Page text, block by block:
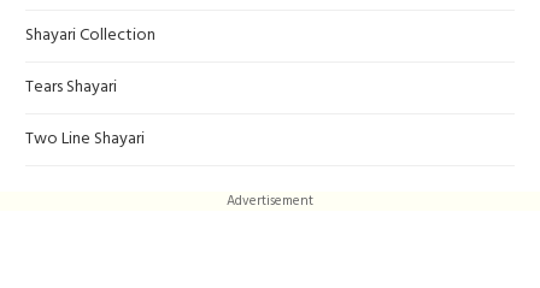
Shayari Collection
Tears Shayari
Two Line Shayari
Advertisement